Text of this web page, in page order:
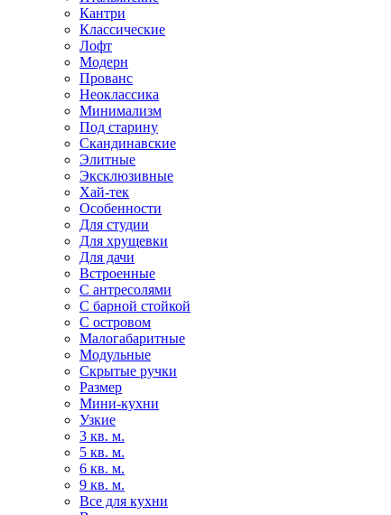
Кантри
Классические
Лофт
Модерн
Прованс
Неоклассика
Минимализм
Под старину
Скандинавские
Элитные
Эксклюзивные
Хай-тек
Особенности
Для студии
Для хрущевки
Для дачи
Встроенные
С антресолями
С барной стойкой
С островом
Малогабаритные
Модульные
Скрытые ручки
Размер
Мини-кухни
Узкие
3 кв. м.
5 кв. м.
6 кв. м.
9 кв. м.
Все для кухни